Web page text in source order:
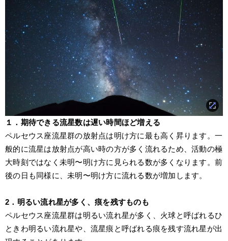
１．期待できる流星数は遅い時間ほど増える
ペルセウス座流星群の放射点は明け方に最も高く昇ります。一
般的に流星は放射点が高い時の方が多く流れるため、活動の極
大時刻ではなく未明〜明け方に見られる数が多くなります。前
後の日も同様に、未明〜明け方に流れる数が増加します。
2．明るい流れ星が多く、痕を残すものも
ペルセウス座流星群は明るい流れ星が多く、火球と呼ばれるひ
ときわ明るい流れ星や、流星痕と呼ばれる痕を残す流れ星が出